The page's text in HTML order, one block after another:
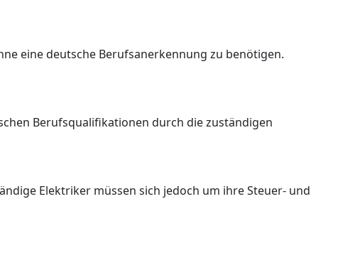
eine deutsche Berufsanerkennung zu benötigen.
Berufsqualifikationen durch die zuständigen
Elektriker müssen sich jedoch um ihre Steuer- und